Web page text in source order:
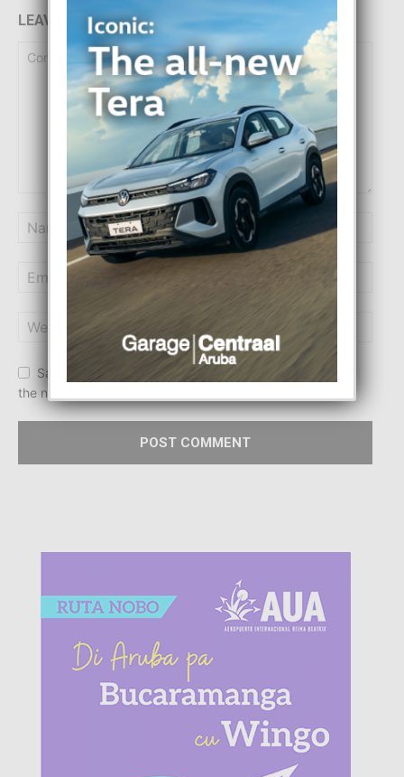
LEAVE A REPLY
Save my name, email, and website in this browser for
the next time I comment.